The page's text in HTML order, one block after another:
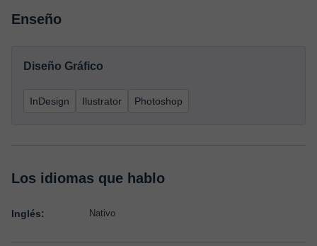
Enseño
Diseño Gráfico
InDesign Ilustrator Photoshop
Los idiomas que hablo
Inglés: Nativo